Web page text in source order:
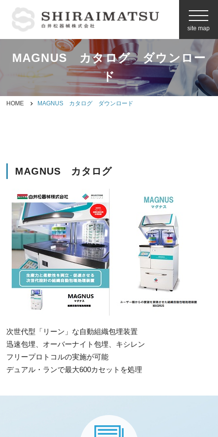
site map
MAGNUS カタログ ダウンロー
ド
お問い合わせ
製品情報
企業情報
白井松器械の強み
（事業内容）
採用情報
最新情報/お役立ち情報
お知らせ一覧
サイトマップ
HOME MAGNUS カタログ ダウンロード
MAGNUS カタログ
次世代型「リーン」な自動組織包埋装置
迅速包埋、オーバーナイト包埋、キシレン
フリープロトコルの実施が可能
デュアル・ランで最大600カセットを処理